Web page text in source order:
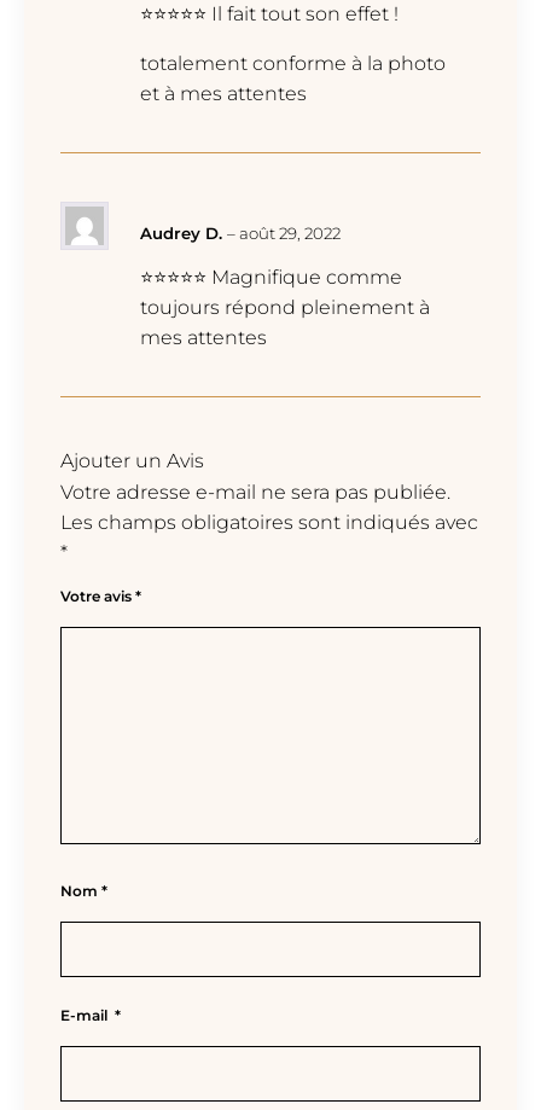
⭐⭐⭐⭐⭐ Il fait tout son effet !
totalement conforme à la photo
et à mes attentes
Audrey D. –août 29, 2022
⭐⭐⭐⭐⭐ Magnifique comme
toujours répond pleinement à
mes attentes
Ajouter un Avis
Votre adresse e-mail ne sera pas publiée.
Les champs obligatoires sont indiqués avec
*
Votre avis *
Nom *
E-mail *